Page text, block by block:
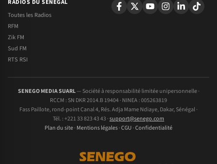
RADIOS DU SENEGAL
Toutes les Radios
RFM
Zik FM
Sud FM
RTS RSI
SENEGO MEDIA SUARL— Société à responsabilité limitée unipersonnelle ·
RCCM : SN DKR 2014.B 19404 · NINEA : 005263819
Fass Paillote, rond-point Canal 4, Rés. Adja Mame Ndiaye, Dakar, Sénégal ·
Tél. : +221 33 823 43 43 ·support@senego.com
Plan du site· Mentions légales·CGU ·Confidentialité